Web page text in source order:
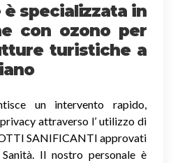
specializzata in
con ozono per
turistiche a
un intervento rapido,
attraverso l’ utilizzo di
SANIFICANTI approvati
Il nostro personale è